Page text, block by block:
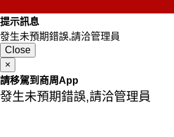
提示訊息
發生未預期錯誤,請洽管理員
Close
×
請移駕到商周App
發生未預期錯誤,請洽管理員